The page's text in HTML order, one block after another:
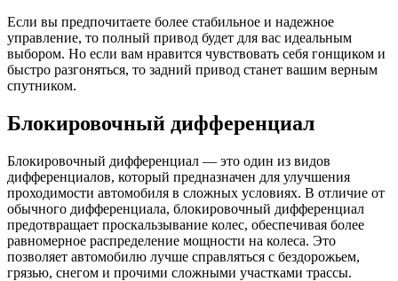
Если вы предпочитаете более стабильное и надежное
управление, то полный привод будет для вас идеальным
выбором. Но если вам нравится чувствовать себя гонщиком и
быстро разгоняться, то задний привод станет вашим верным
спутником.
Блокировочный дифференциал
Блокировочный дифференциал — это один из видов
дифференциалов, который предназначен для улучшения
проходимости автомобиля в сложных условиях. В отличие от
обычного дифференциала, блокировочный дифференциал
предотвращает проскальзывание колес, обеспечивая более
равномерное распределение мощности на колеса. Это
позволяет автомобилю лучше справляться с бездорожьем,
грязью, снегом и прочими сложными участками трассы.